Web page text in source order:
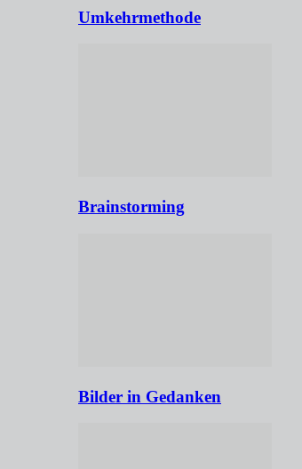
Umkehrmethode
Brainstorming
Bilder in Gedanken